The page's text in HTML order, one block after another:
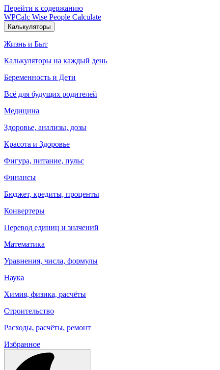
Перейти к содержанию
WPCalc Wise People Calculate
Калькуляторы
Жизнь и Быт
Калькуляторы на каждый день
Беременность и Дети
Всё для будущих родителей
Медицина
Здоровье, анализы, дозы
Красота и Здоровье
Фигура, питание, пульс
Финансы
Бюджет, кредиты, проценты
Конвертеры
Перевод единиц и значений
Математика
Уравнения, числа, формулы
Наука
Химия, физика, расчёты
Строительство
Расходы, расчёты, ремонт
Избранное